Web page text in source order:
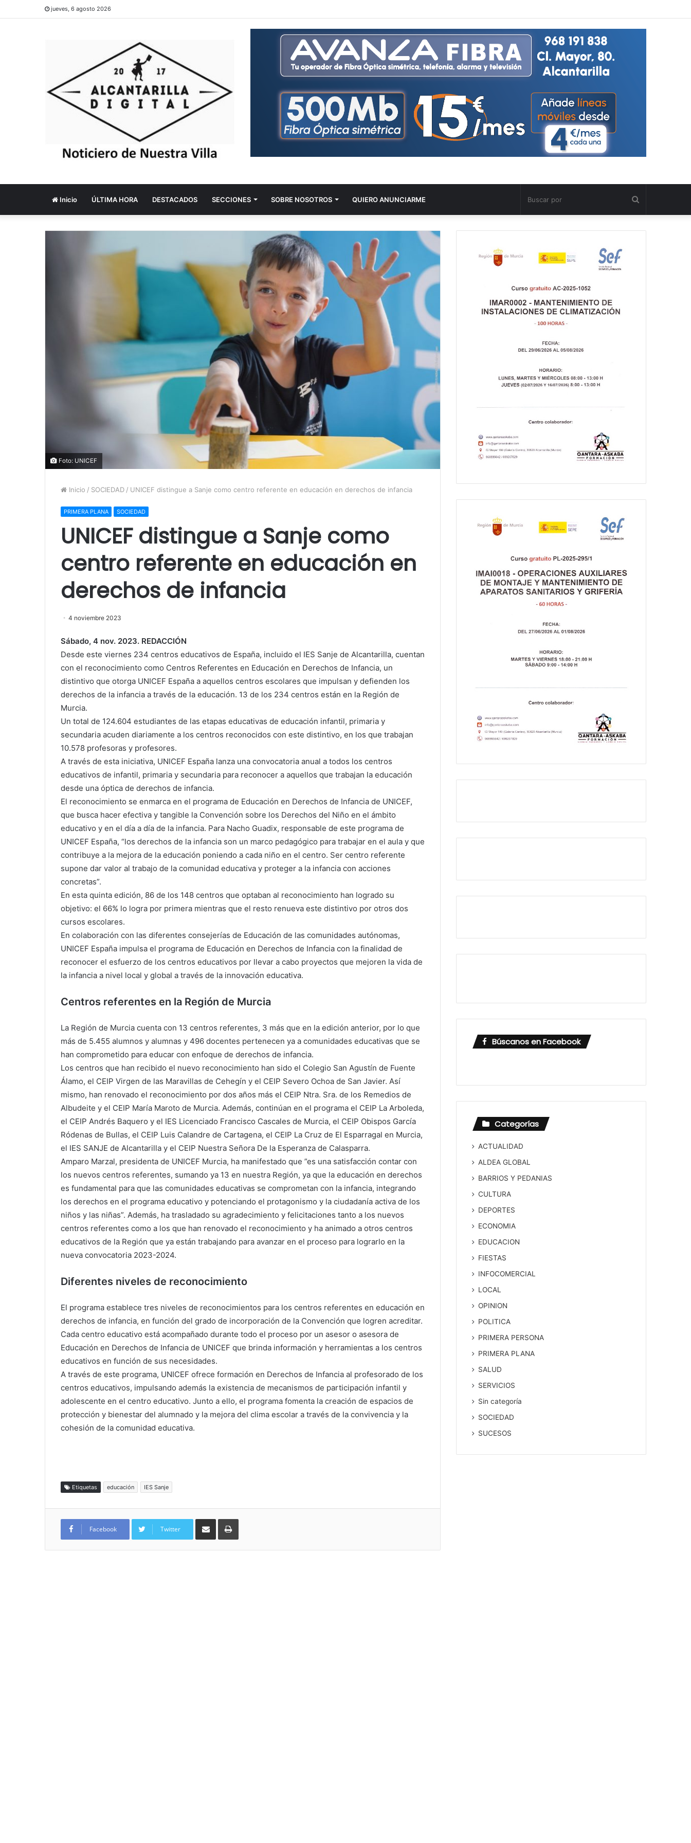
jueves, 6 agosto 2026
Inicio ÚLTIMA HORA DESTACADOS SECCIONES SOBRE NOSOTROS QUIERO ANUNCIARME
por
Foto: UNICEF
Inicio / SOCIEDAD / UNICEF distingue a Sanje como centro referente en educación en derechos de infancia
PRIMERA PLANA SOCIEDAD
UNICEF distingue a Sanje como
centro referente en educación en
derechos de infancia
4 noviembre 2023
Sábado, 4 nov. 2023. REDACCIÓN
Desde este viernes 234 centros educativos de España, incluido el IES Sanje de Alcantarilla, cuentan
con el reconocimiento como Centros Referentes en Educación en Derechos de Infancia, un
distintivo que otorga UNICEF España a aquellos centros escolares que impulsan y defienden los
derechos de la infancia a través de la educación. 13 de los 234 centros están en la Región de
Murcia.
Un total de 124.604 estudiantes de las etapas educativas de educación infantil, primaria y
secundaria acuden diariamente a los centros reconocidos con este distintivo, en los que trabajan
10.578 profesoras y profesores.
A través de esta iniciativa, UNICEF España lanza una convocatoria anual a todos los centros
educativos de infantil, primaria y secundaria para reconocer a aquellos que trabajan la educación
desde una óptica de derechos de infancia.
El reconocimiento se enmarca en el programa de Educación en Derechos de Infancia de UNICEF,
que busca hacer efectiva y tangible la Convención sobre los Derechos del Niño en el ámbito
educativo y en el día a día de la infancia. Para Nacho Guadix, responsable de este programa de
UNICEF España, “los derechos de la infancia son un marco pedagógico para trabajar en el aula y que
contribuye a la mejora de la educación poniendo a cada niño en el centro. Ser centro referente
supone dar valor al trabajo de la comunidad educativa y proteger a la infancia con acciones
concretas”.
En esta quinta edición, 86 de los 148 centros que optaban al reconocimiento han logrado su
objetivo: el 66% lo logra por primera mientras que el resto renueva este distintivo por otros dos
cursos escolares.
En colaboración con las diferentes consejerías de Educación de las comunidades autónomas,
UNICEF España impulsa el programa de Educación en Derechos de Infancia con la finalidad de
reconocer el esfuerzo de los centros educativos por llevar a cabo proyectos que mejoren la vida de
la infancia a nivel local y global a través de la innovación educativa.
Centros referentes en la Región de Murcia
La Región de Murcia cuenta con 13 centros referentes, 3 más que en la edición anterior, por lo que
más de 5.455 alumnos y alumnas y 496 docentes pertenecen ya a comunidades educativas que se
han comprometido para educar con enfoque de derechos de infancia.
Los centros que han recibido el nuevo reconocimiento han sido el Colegio San Agustín de Fuente
Álamo, el CEIP Virgen de las Maravillas de Cehegín y el CEIP Severo Ochoa de San Javier. Así
mismo, han renovado el reconocimiento por dos años más el CEIP Ntra. Sra. de los Remedios de
Albudeite y el CEIP María Maroto de Murcia. Además, continúan en el programa el CEIP La Arboleda,
el CEIP Andrés Baquero y el IES Licenciado Francisco Cascales de Murcia, el CEIP Obispos García
Ródenas de Bullas, el CEIP Luis Calandre de Cartagena, el CEIP La Cruz de El Esparragal en Murcia,
el IES SANJE de Alcantarilla y el CEIP Nuestra Señora De la Esperanza de Calasparra.
Amparo Marzal, presidenta de UNICEF Murcia, ha manifestado que ”es una satisfacción contar con
los nuevos centros referentes, sumando ya 13 en nuestra Región, ya que la educación en derechos
es fundamental para que las comunidades educativas se comprometan con la infancia, integrando
los derechos en el programa educativo y potenciando el protagonismo y la ciudadanía activa de los
niños y las niñas”. Además, ha trasladado su agradecimiento y felicitaciones tanto a los nuevos
centros referentes como a los que han renovado el reconocimiento y ha animado a otros centros
educativos de la Región que ya están trabajando para avanzar en el proceso para lograrlo en la
nueva convocatoria 2023-2024.
Diferentes niveles de reconocimiento
El programa establece tres niveles de reconocimientos para los centros referentes en educación en
derechos de infancia, en función del grado de incorporación de la Convención que logren acreditar.
Cada centro educativo está acompañado durante todo el proceso por un asesor o asesora de
Educación en Derechos de Infancia de UNICEF que brinda información y herramientas a los centros
educativos en función de sus necesidades.
A través de este programa, UNICEF ofrece formación en Derechos de Infancia al profesorado de los
centros educativos, impulsando además la existencia de mecanismos de participación infantil y
adolescente en el centro educativo. Junto a ello, el programa fomenta la creación de espacios de
protección y bienestar del alumnado y la mejora del clima escolar a través de la convivencia y la
cohesión de la comunidad educativa.
Etiquetas educación IES Sanje
Facebook Twitter
Compartir por correo electrónicoImprimir
Búscanos en Facebook
Categorías
ACTUALIDAD
ALDEA GLOBAL
BARRIOS Y PEDANIAS
CULTURA
DEPORTES
ECONOMIA
EDUCACION
FIESTAS
INFOCOMERCIAL
LOCAL
OPINION
POLITICA
PRIMERA PERSONA
PRIMERA PLANA
SALUD
SERVICIOS
Sin categoría
SOCIEDAD
SUCESOS